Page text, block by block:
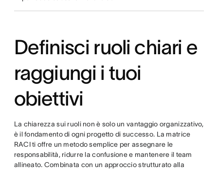
Definisci ruoli chiari e
raggiungi i tuoi
obiettivi
La chiarezza sui ruoli non è solo un vantaggio organizzativo,
è il fondamento di ogni progetto di successo. La matrice
RACI ti offre un metodo semplice per assegnare le
responsabilità, ridurre la confusione e mantenere il team
allineato. Combinata con un approccio strutturato alla